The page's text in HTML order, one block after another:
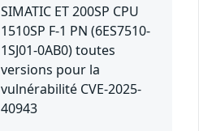
SIMATIC ET 200SP CPU
1510SP F-1 PN (6ES7510-
1SJ01-0AB0) toutes
versions pour la
vulnérabilité CVE-2025-
40943